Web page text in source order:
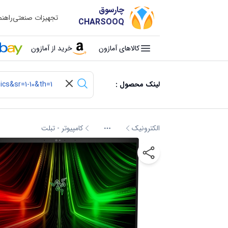
چارسوق
CHARSOOQ
تجهیزات صنعتی
کالاهای آمازون خرید از آمازون
لینک محصول :
الکترونیک More کامپیوتر - تبلت